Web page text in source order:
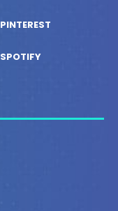
PINTEREST
SPOTIFY